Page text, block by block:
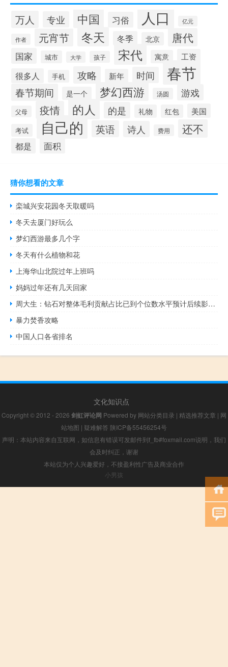
万人 专业 中国 习俗 人口 亿元
作者 元宵节 冬天 冬季 北京 唐代
国家 城市 大学 孩子 宋代 寓意 工资
很多人 手机 攻略 新年 时间 春节
春节期间 是一个 梦幻西游 汤圆 游戏
父母 疫情 的人 的是 礼物 红包 美国
考试 自己的 英语 诗人 费用 还不
都是 面积
猜你想看的文章
栾城兴安花园冬天取暖吗
冬天去厦门好玩么
梦幻西游最多几个字
冬天有什么植物和花
上海华山北院过年上班吗
妈妈过年还有几天回家
周大生：钻石对整体毛利贡献占比已到个位数水平预计后续影响会逐步减弱
暴力焚香攻略
中国人口各省排名
文化知识点
Copyright © 2012 - 2026 剑虹评论网 Powered by 网站分类目录 | 精选推荐文章 | 网
站地图 | 疑难解答 陕ICP备55456254号
声明：本站内容来自互联网，如信息有错误可发邮件到f_fb#foxmail.com说明，我们
会及时纠正，谢谢
本站仅为个人兴趣爱好，不接盈利性广告及商业合作
小男孩